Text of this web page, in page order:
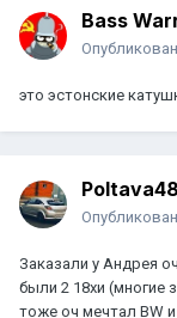
Bass
это эстонские
Poltava48
Заказали у Андрея
были 2 18хи (многие
тоже оч мечтал BW